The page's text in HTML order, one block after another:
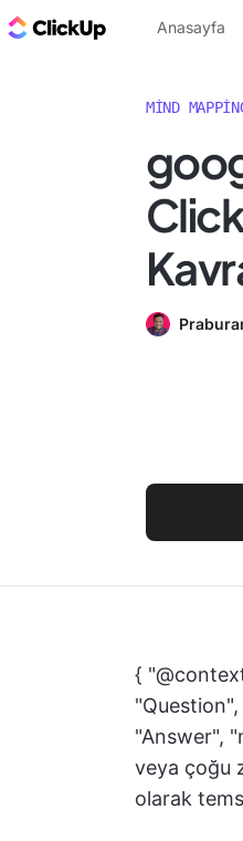
ClickUp Blog
Anasayfa
MIND
{
"Answer",
veya çoğu
olarak